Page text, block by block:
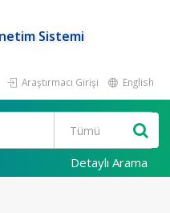
Sistemi
Araştırmacı Girişi English
Detaylı Arama